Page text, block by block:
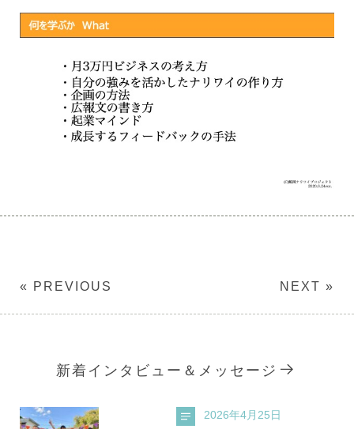
« PREVIOUS NEXT »
新着インタビュー＆メッセージ
2026年4月25日